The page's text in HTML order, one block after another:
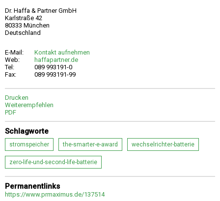
Dr. Haffa & Partner GmbH
Karlstraße 42
80333 München
Deutschland
E-Mail:
Kontakt aufnehmen
Web:
haffapartner.de
Tel:
089 993191-0
Fax:
089 993191-99
Drucken
Weiterempfehlen
PDF
Schlagworte
stromspeicher the-smarter-e-award wechselrichter-batterie
zero-life-und-second-life-batterie
Permanentlinks
https://www.prmaximus.de/137514